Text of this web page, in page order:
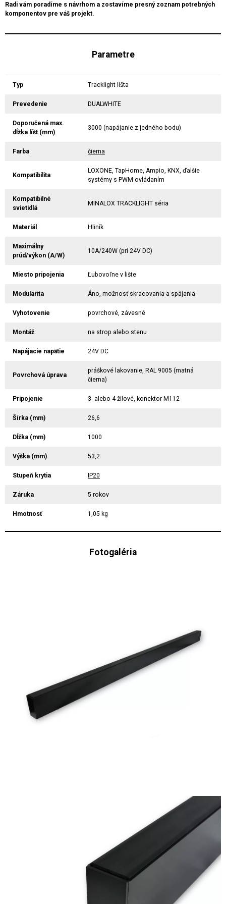
Radi vám poradíme s návrhom a zostavíme presný zoznam potrebných
komponentov pre váš projekt.
Parametre
Typ Tracklight lišta
Prevedenie DUALWHITE
Doporučená max.
dĺžka líšt (mm)
3000 (napájanie z jedného bodu)
Farba čierna
Kompatibilita
LOXONE, TapHome, Ampio, KNX, ďalšie
systémy s PWM ovládaním
Kompatibilné
svietidlá
MINALOX TRACKLIGHT séria
Materiál Hliník
Maximálny
prúd/výkon (A/W)
10A/240W (pri 24V DC)
Miesto pripojenia Ľubovoľne v lište
Modularita Áno, možnosť skracovania a spájania
Vyhotovenie povrchové, závesné
Montáž na strop alebo stenu
Napájacie napätie 24V DC
Povrchová úprava
práškové lakovanie, RAL 9005 (matná
čierna)
Pripojenie 3- alebo 4-žilové, konektor M112
Šírka (mm) 26,6
Dĺžka (mm) 1000
Výška (mm) 53,2
Stupeň krytia IP20
Záruka 5 rokov
Hmotnosť 1,05 kg
Fotogaléria